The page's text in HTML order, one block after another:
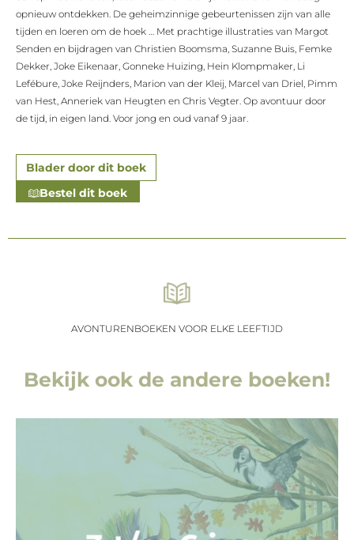
opnieuw ontdekken. De geheimzinnige gebeurtenissen zijn van alle
tijden en loeren om de hoek … Met prachtige illustraties van Margot
Senden en bijdragen van Christien Boomsma, Suzanne Buis, Femke
Dekker, Joke Eikenaar, Gonneke Huizing, Hein Klompmaker, Li
Lefébure, Joke Reijnders, Marion van der Kleij, Marcel van Driel, Pimm
van Hest, Anneriek van Heugten en Chris Vegter. Op avontuur door
de tijd, in eigen land. Voor jong en oud vanaf 9 jaar.
Blader door dit boek
Bestel dit boek
AVONTURENBOEKEN VOOR ELKE LEEFTIJD
Bekijk ook de andere boeken!